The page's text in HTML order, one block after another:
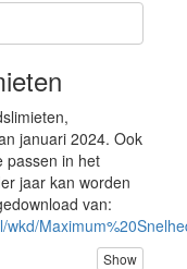
januari 2024. Ook
passen in het
jaar kan worden
van:
Show